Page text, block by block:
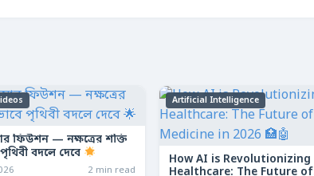
ফিউশন — নক্ষত্রের শক্তি
বদলে দেবে
2 min read
Artificial Intelligence
How AI is Revolutionizing
Healthcare: The Future of